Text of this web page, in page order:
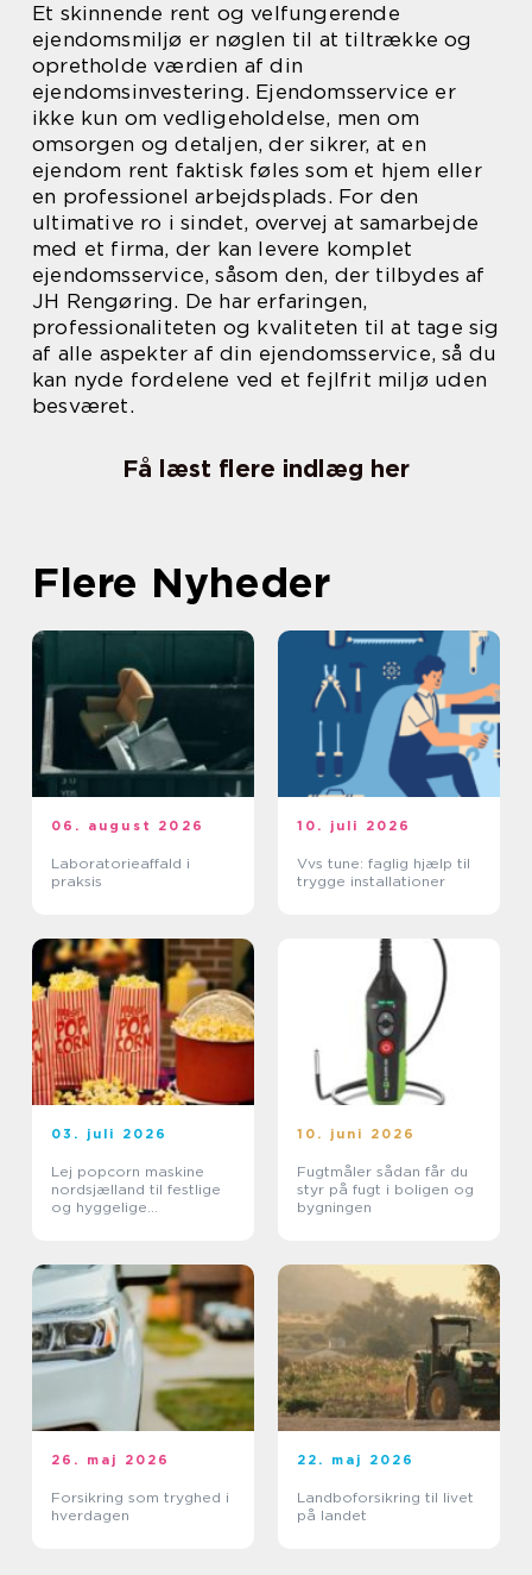
Et skinnende rent og velfungerende
ejendomsmiljø er nøglen til at tiltrække og
opretholde værdien af din
ejendomsinvestering. Ejendomsservice er
ikke kun om vedligeholdelse, men om
omsorgen og detaljen, der sikrer, at en
ejendom rent faktisk føles som et hjem eller
en professionel arbejdsplads. For den
ultimative ro i sindet, overvej at samarbejde
med et firma, der kan levere komplet
ejendomsservice, såsom den, der tilbydes af
JH Rengøring. De har erfaringen,
professionaliteten og kvaliteten til at tage sig
af alle aspekter af din ejendomsservice, så du
kan nyde fordelene ved et fejlfrit miljø uden
besværet.
Få læst flere indlæg her
Flere Nyheder
06. august 2026
Laboratorieaffald i
praksis
10. juli 2026
Vvs tune: faglig hjælp til
trygge installationer
03. juli 2026
Lej popcorn maskine
nordsjælland til festlige
og hyggelige
10. juni 2026
Fugtmåler sådan får du
styr på fugt i boligen og
bygningen
26. maj 2026
Forsikring som tryghed i
hverdagen
22. maj 2026
Landboforsikring til livet
på landet